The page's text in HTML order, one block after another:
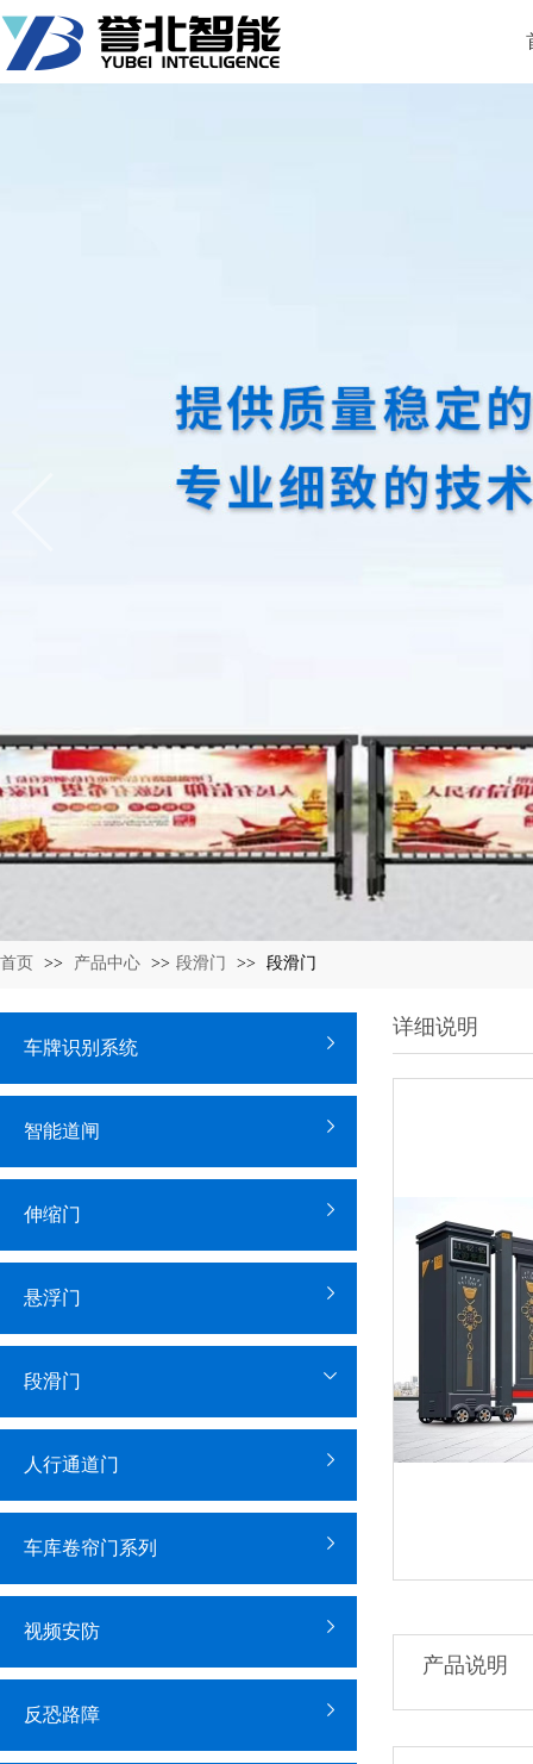
首页 >> 产品中心 >> 段滑门 >> 段滑门
车牌识别系统
智能道闸
伸缩门
悬浮门
段滑门
人行通道门
车库卷帘门系列
视频安防
反恐路障
详细说明
产品说明